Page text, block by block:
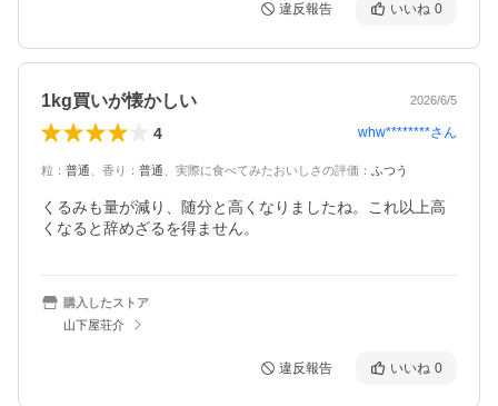
違反報告 いいね 0
1kg買いが懐かしい 2026/6/5
4 whw********さん
粒 ： 普通 香り ： 普通 実際に食べてみたおいしさの評価 ： ふつう
くるみも量が減り、随分と高くなりましたね。これ以上高
くなると辞めざるを得ません。
購入したストア
山下屋荘介
違反報告 いいね 0